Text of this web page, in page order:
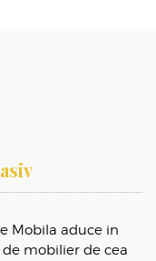
Mobila aduce in
mobilier de cea